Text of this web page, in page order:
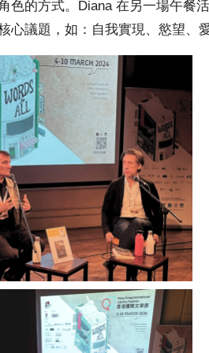
色的方式。Diana 在另一場午餐
心議題，如：自我實現、慾望、